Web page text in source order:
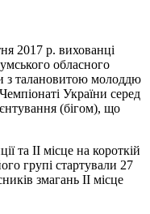
2017 р. вихованці
обласного
з талановитою молоддю
України серед
(бігом), що
та ІІ місце на короткій
групі стартували 27
змагань ІІ місце